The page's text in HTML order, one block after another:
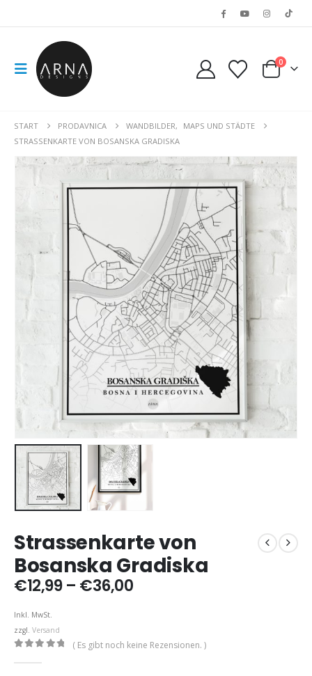
0
START PRODAVNICA WANDBILDER,
MAPS UND STÄDTE
STRASSENKARTE VON BOSANSKA GRADISKA
Strassenkarte von
Bosanska Gradiska
€12,99 – €36,00Preisspanne:
Inkl. MwSt.
zzgl. Versand
( Es gibt noch keine Rezensionen. )